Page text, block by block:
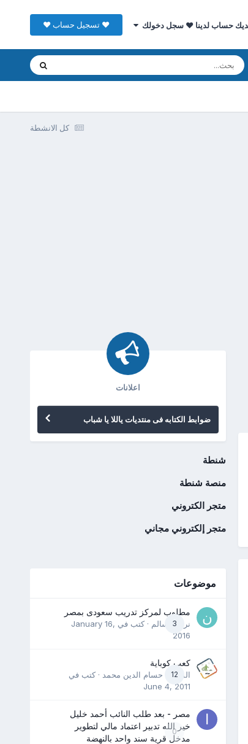
لديك حساب لدينا ♥ سجل دخولك ♥ تسجيل حساب ♥
كل الانشطة
اعلانات
ضوابط الكتابه فى منتديات ياللا يا شباب
شنطة
منصة شنطة
متجر الكتروني
متجر إلكتروني مجاني
موضوعات
3
مطلوب لمركز تدريب سعودى بمصر
نرمين سالم · كتب في January 16,
2016
12
كعب كوباية
المدرب حسام الدين محمد · كتب في
June 4, 2011
0
مصر - بعد طلب النائب أحمد خليل
خير الله تدبير اعتماد مالي لتطوير
مدخل قرية سند واحد بالنهضة